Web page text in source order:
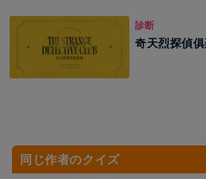
診断
奇天烈探偵
同じ作者のクイズ